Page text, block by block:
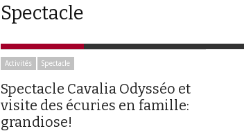
Spectacle
Activités Spectacle
Spectacle Cavalia Odysséo et
visite des écuries en famille:
grandiose!